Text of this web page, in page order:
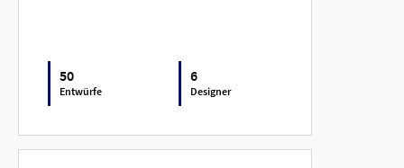
50
Entwürfe
6
Designer